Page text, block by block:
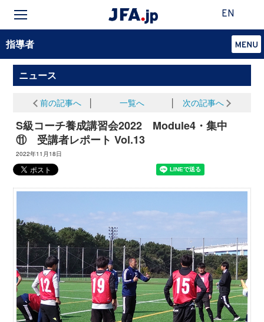
EN
指導者
ニュース
前の記事へ 一覧へ 次の記事へ
S級コーチ養成講習会2022 Module4・集中
⑪ 受講者レポート Vol.13
2022年11月18日